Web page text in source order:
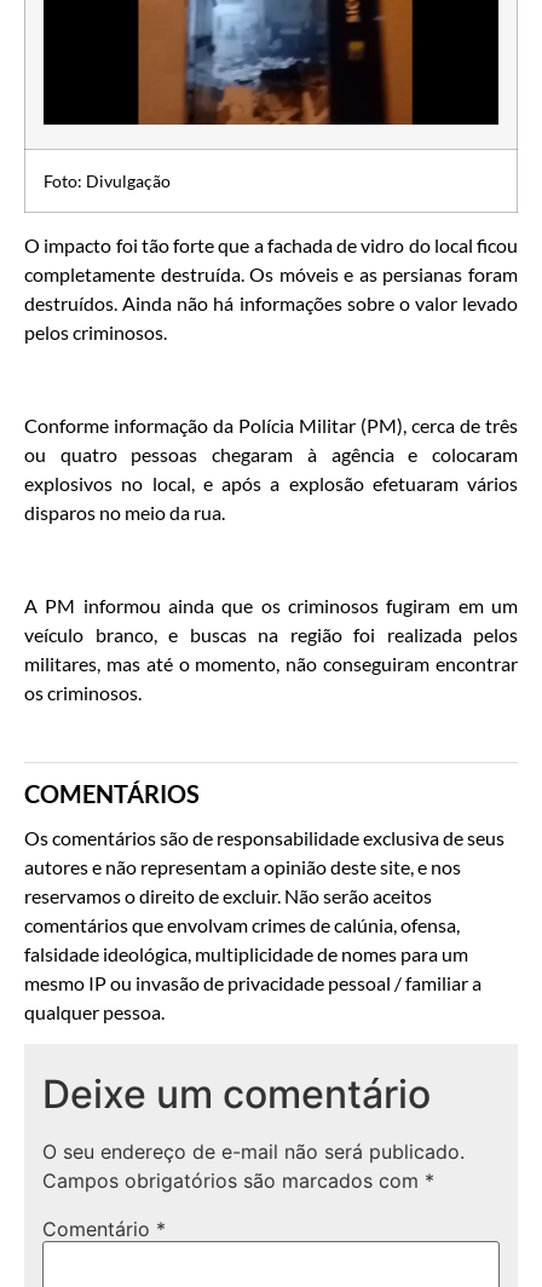
Foto: Divulgação
O impacto foi tão forte que a fachada de vidro do local ficou
completamente destruída. Os móveis e as persianas foram
destruídos. Ainda não há informações sobre o valor levado
pelos criminosos.
Conforme informação da Polícia Militar (PM), cerca de três
ou quatro pessoas chegaram à agência e colocaram
explosivos no local, e após a explosão efetuaram vários
disparos no meio da rua.
A PM informou ainda que os criminosos fugiram em um
veículo branco, e buscas na região foi realizada pelos
militares, mas até o momento, não conseguiram encontrar
os criminosos.
COMENTÁRIOS
Os comentários são de responsabilidade exclusiva de seus
autores e não representam a opinião deste site, e nos
reservamos o direito de excluir. Não serão aceitos
comentários que envolvam crimes de calúnia, ofensa,
falsidade ideológica, multiplicidade de nomes para um
mesmo IP ou invasão de privacidade pessoal / familiar a
qualquer pessoa.
Deixe um comentário
O seu endereço de e-mail não será publicado.
Campos obrigatórios são marcados com *
Comentário *